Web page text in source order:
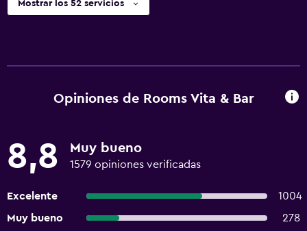
Mostrar los 52 servicios
Opiniones de Rooms Vita & Bar
8,8 Muy bueno
1579 opiniones verificadas
Excelente
1004
Muy bueno
278